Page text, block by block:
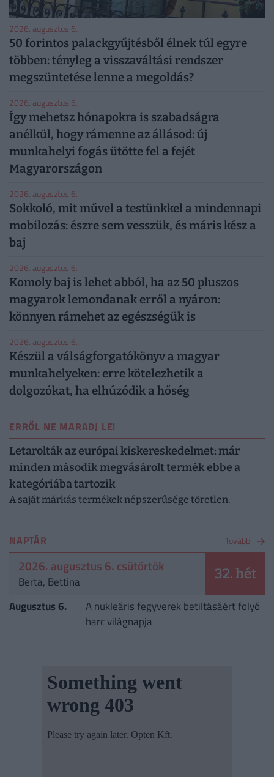
2026. augusztus 6.
50 forintos palackgyűjtésből élnek túl egyre
többen: tényleg a visszaváltási rendszer
megszüntetése lenne a megoldás?
2026. augusztus 5.
Így mehetsz hónapokra is szabadságra
anélkül, hogy rámenne az állásod: új
munkahelyi fogás ütötte fel a fejét
Magyarországon
2026. augusztus 6.
Sokkoló, mit művel a testünkkel a mindennapi
mobilozás: észre sem vesszük, és máris kész a
baj
2026. augusztus 6.
Komoly baj is lehet abból, ha az 50 pluszos
magyarok lemondanak erről a nyáron:
könnyen rámehet az egészségük is
2026. augusztus 6.
Készül a válságforgatókönyv a magyar
munkahelyeken: erre kötelezhetik a
dolgozókat, ha elhúzódik a hőség
ERRŐL NE MARADJ LE!
Letarolták az európai kiskereskedelmet: már
minden második megvásárolt termék ebbe a
kategóriába tartozik
A saját márkás termékek népszerűsége töretlen.
NAPTÁR Tovább
2026. augusztus 6. csütörtök
Berta, Bettina 32. hét
Augusztus 6.
A nukleáris fegyverek betiltásáért folyó
harc világnapja